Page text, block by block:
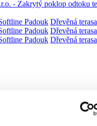
Dřevěná
Dřevěná
Dřevěná